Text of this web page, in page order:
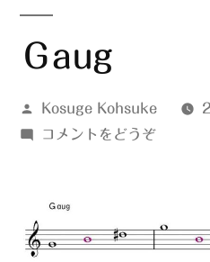
Ｇaug
投
稿
Kosuge Kohsuke
コメントをどうぞ(Ｇ